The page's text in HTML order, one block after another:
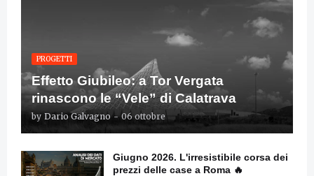
PROGETTI
Effetto Giubileo: a Tor Vergata
rinascono le “Vele” di Calatrava
by Dario Galvagno - 06 ottobre
Giugno 2026. L'irresistibile corsa dei
prezzi delle case a Roma 🔥